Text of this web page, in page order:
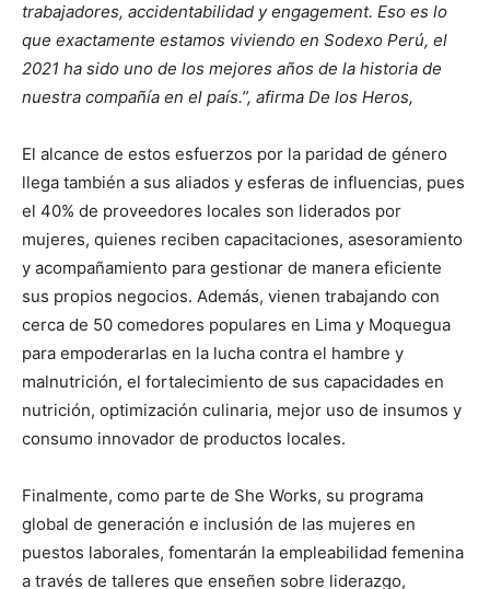
trabajadores, accidentabilidad y engagement. Eso es lo
que exactamente estamos viviendo en Sodexo Perú, el
2021 ha sido uno de los mejores años de la historia de
nuestra compañía en el país.”, afirma De los Heros,
El alcance de estos esfuerzos por la paridad de género
llega también a sus aliados y esferas de influencias, pues
el 40% de proveedores locales son liderados por
mujeres, quienes reciben capacitaciones, asesoramiento
y acompañamiento para gestionar de manera eficiente
sus propios negocios. Además, vienen trabajando con
cerca de 50 comedores populares en Lima y Moquegua
para empoderarlas en la lucha contra el hambre y
malnutrición, el fortalecimiento de sus capacidades en
nutrición, optimización culinaria, mejor uso de insumos y
consumo innovador de productos locales.
Finalmente, como parte de She Works, su programa
global de generación e inclusión de las mujeres en
puestos laborales, fomentarán la empleabilidad femenina
a través de talleres que enseñen sobre liderazgo,